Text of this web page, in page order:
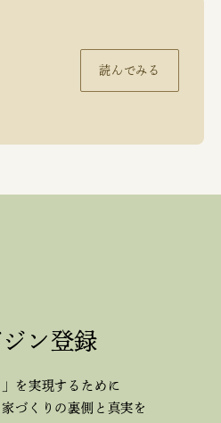
読んでみる
ン登録
を実現するために
家づくりの裏側と真実を